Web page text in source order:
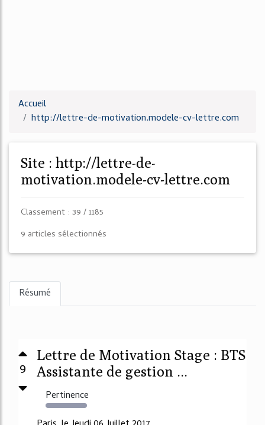
Accueil
http://lettre-de-motivation.modele-cv-lettre.com
Site : http://lettre-de-
motivation.modele-cv-lettre.com
Classement : 39 / 1185
9 articles sélectionnés
Résumé
9
Lettre de Motivation Stage : BTS
Assistante de gestion ...
Pertinence
1873%